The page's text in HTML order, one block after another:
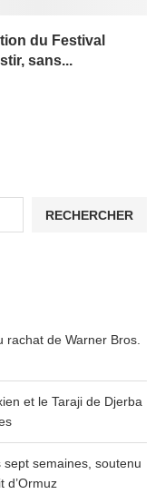
du Festival
sans...
RECHERCHER
rachat de Warner Bros.
et le Taraji de Djerba
sept semaines, soutenu
d’Ormuz